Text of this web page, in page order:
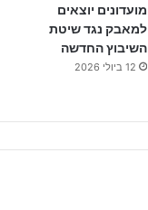
מועדונים יוצאים
למאבק נגד שיטת
השיבוץ החדשה
12 ביולי 2026